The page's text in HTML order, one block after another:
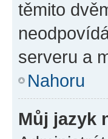
těmito
serveru a
Nahoru
Můj jazyk